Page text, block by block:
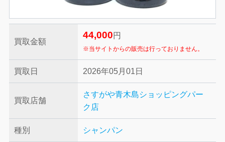
買取金額
44,000 円
※当サイトからの販売は行っておりません。
買取日 2026年05月01日
買取店舗
さすがや青木島ショッピングパー
ク店
種別 シャンパン